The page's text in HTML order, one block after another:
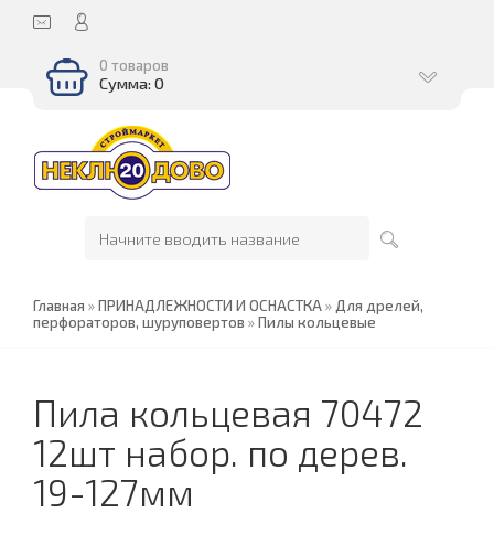
0 товаров
Сумма: 0
Главная »ПРИНАДЛЕЖНОСТИ И ОСНАСТКА» Для дрелей,
перфораторов, шуруповертов »Пилы кольцевые
Пила кольцевая 70472
12шт набор. по дерев.
19-127мм